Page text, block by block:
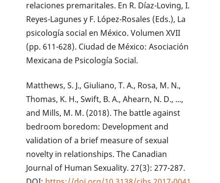
relaciones premaritales. En R. Díaz-Loving, I.
Reyes-Lagunes y F. López-Rosales (Eds.), La
psicología social en México. Volumen XVII
(pp. 611-628). Ciudad de México: Asociación
Mexicana de Psicología Social.
Matthews, S. J., Giuliano, T. A., Rosa, M. N.,
Thomas, K. H., Swift, B. A., Ahearn, N. D., ...,
and Mills, M. M. (2018). The battle against
bedroom boredom: Development and
validation of a brief measure of sexual
novelty in relationships. The Canadian
Journal of Human Sexuality. 27(3): 277-287.